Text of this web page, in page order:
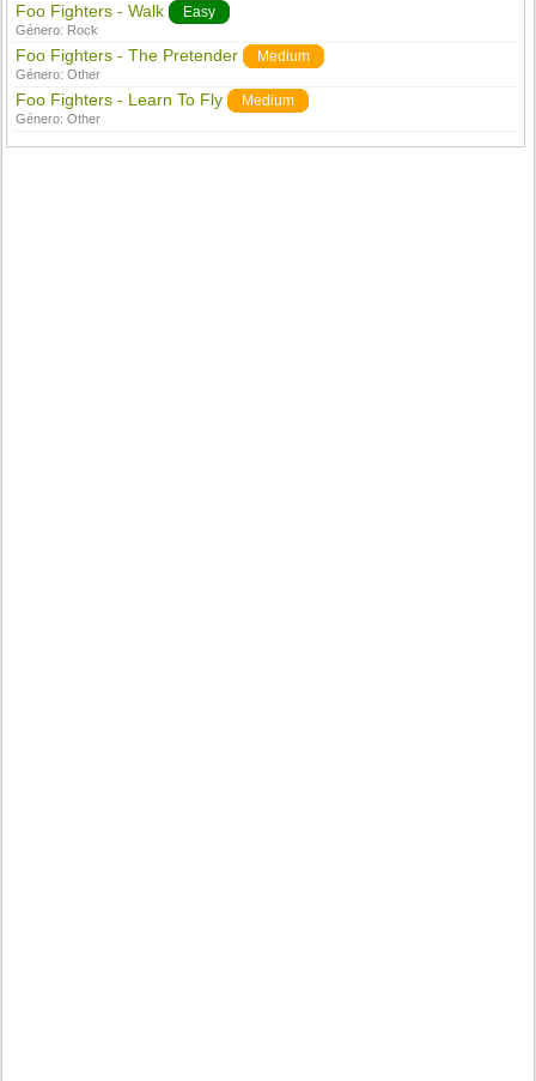
Foo Fighters - Walk Easy
Género: Rock
Foo Fighters - The Pretender Medium
Género:Other
Foo Fighters - Learn To Fly Medium
Género:Other